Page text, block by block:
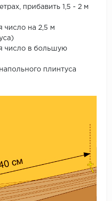
прибавить 1,5 - 2 м
число на 2,5 м
число в большую
плинтуса